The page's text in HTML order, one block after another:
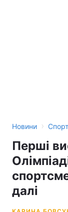
Новини › Спорт
Перші
далі